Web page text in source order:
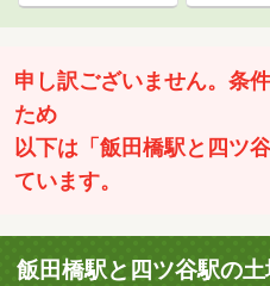
申し訳ございません。条
ため
以下は「飯田橋駅と四ツ
ています。
飯田橋駅と四ツ谷駅の